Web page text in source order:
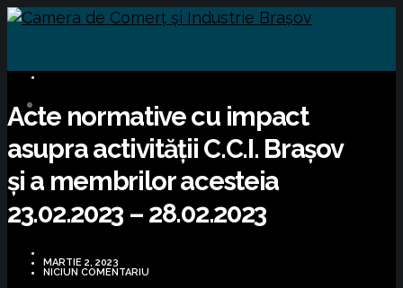
Acte normative cu impact
asupra activității C.C.I. Brașov
și a membrilor acesteia
23.02.2023 – 28.02.2023
MARTIE 2, 2023
NICIUN COMENTARIU